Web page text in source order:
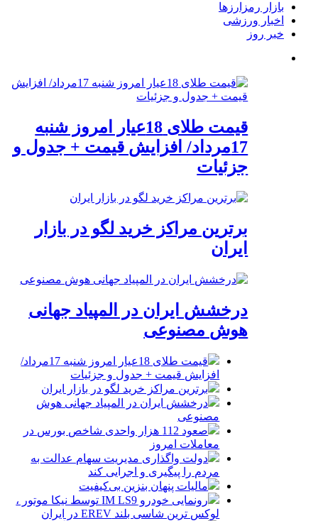
بازار رمزارزها
اخبار ورزشی
خبر روز
قیمت طلای 18عیار امروز شنبه
17مرداد/ افزایش قیمت + جدول و
جزئیات
برترین مراکز خرید لگو در بازار
ایران
درخشش ایران در المپیاد جهانی
هوش مصنوعی
قیمت طلای 18عیار امروز شنبه 17مرداد/
افزایش قیمت + جدول و جزئیات
برترین مراکز خرید لگو در بازار ایران
درخشش ایران در المپیاد جهانی هوش
مصنوعی
صعود 112 هزار واحدی شاخص بورس در
معاملات امروز
دولت واگذاری مدیریت سهام عدالت به
مردم را پیگیری و اجرایی کند
مالیات پنهان بنزین بی‌کیفیت
رونمایی خودرو IM LS9 توسط نیکا موتور ،
لوکس ترین شاسی بلند EREV در ایران